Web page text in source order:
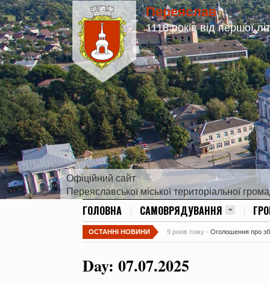
Переяслав
1118 років від першої
Офіційний сайт
Переяславської міської територіальної
ГОЛОВНА САМОВРЯДУВАННЯ
ОСТАННІ НОВИНИ 9 років тому - Оголошення про
Day: 07.07.2025